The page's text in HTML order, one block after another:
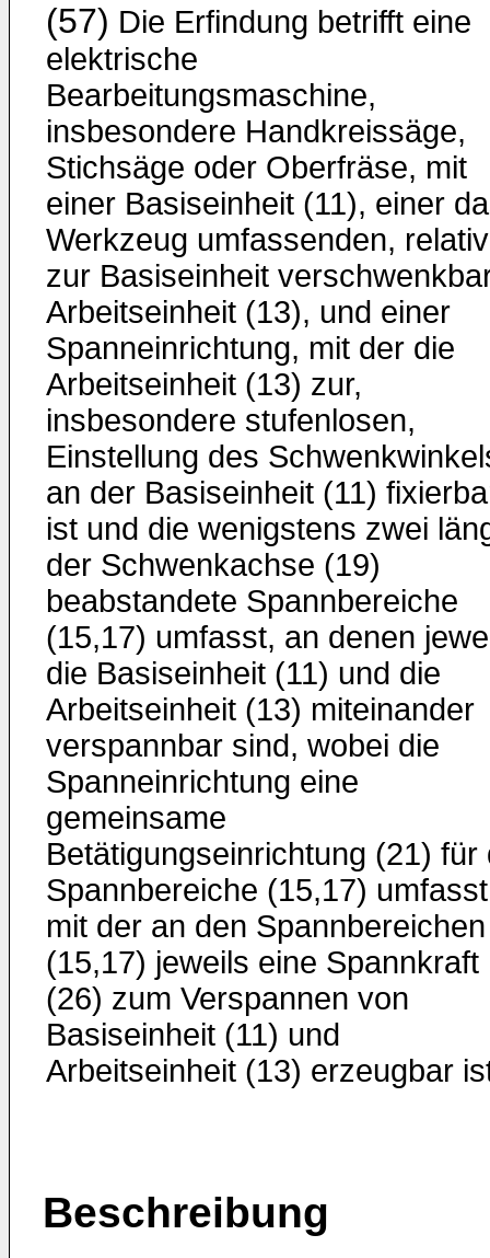
(57) Die Erfindung betrifft eine
elektrische
Bearbeitungsmaschine,
insbesondere Handkreissäge,
Stichsäge oder Oberfräse, mit
einer Basiseinheit (11), einer
Werkzeug umfassenden, relativ
zur Basiseinheit
Arbeitseinheit (13), und einer
Spanneinrichtung, mit der die
Arbeitseinheit (13) zur,
insbesondere stufenlosen,
Einstellung des
an der Basiseinheit (11)
ist und die wenigstens zwei
der Schwenkachse (19)
beabstandete Spannbereiche
(15,17) umfasst, an denen
die Basiseinheit (11) und die
Arbeitseinheit (13) miteinander
verspannbar sind, wobei die
Spanneinrichtung eine
gemeinsame
Betätigungseinrichtung (21) für
Spannbereiche (15,17)
mit der an den Spannbereichen
(15,17) jeweils eine Spannkraft
(26) zum Verspannen von
Basiseinheit (11) und
Arbeitseinheit (13) erzeugbar
Beschreibung